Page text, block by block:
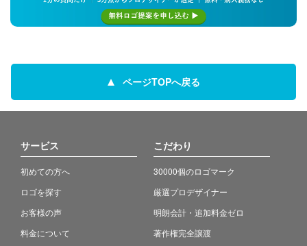
ページTOPへ戻る
サービス
初めての方へ
ロゴを探す
お客様の声
料金について
こだわり
30000個のロゴマーク
厳選プロデザイナー
明朗会計・追加料金ゼロ
著作権完全譲渡